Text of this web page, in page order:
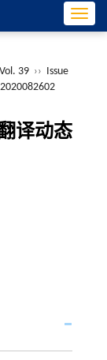
39 ››
Issue
译动态